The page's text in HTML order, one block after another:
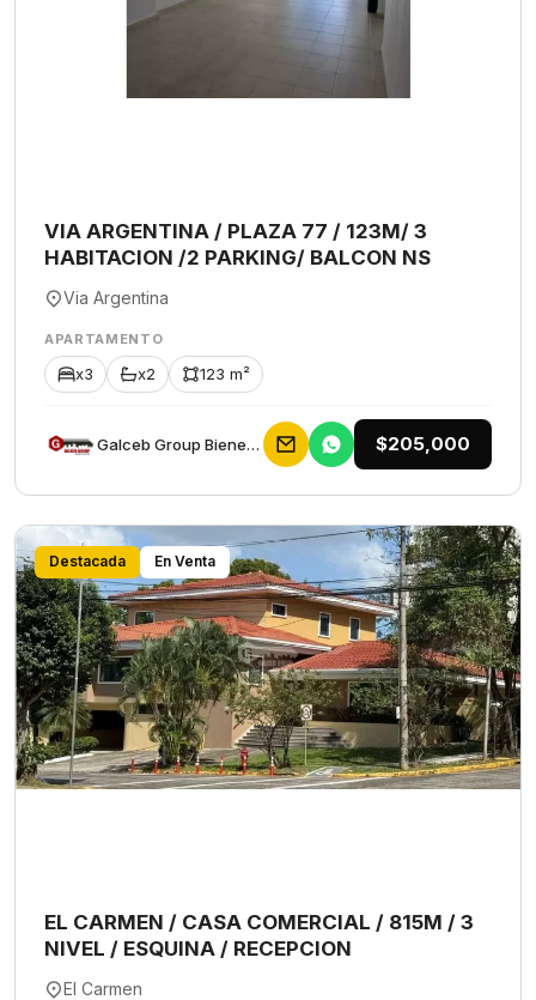
VIA ARGENTINA / PLAZA 77 / 123M/ 3
HABITACION /2 PARKING/ BALCON NS
Via Argentina
APARTAMENTO
x3 x2 123 m²
Galceb Group Bienes Raices $205,000
Destacada En Venta
EL CARMEN / CASA COMERCIAL / 815M / 3
NIVEL / ESQUINA / RECEPCION
El Carmen